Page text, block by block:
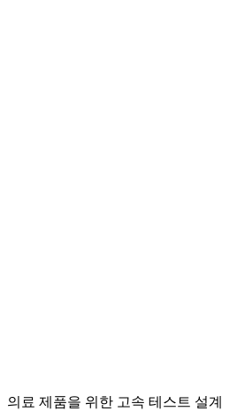
의료 제품을 위한 고속 테스트 설계